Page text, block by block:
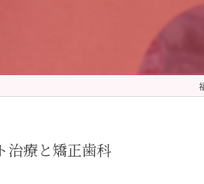
防歯科 (メンテナンス)
治療と矯正歯科